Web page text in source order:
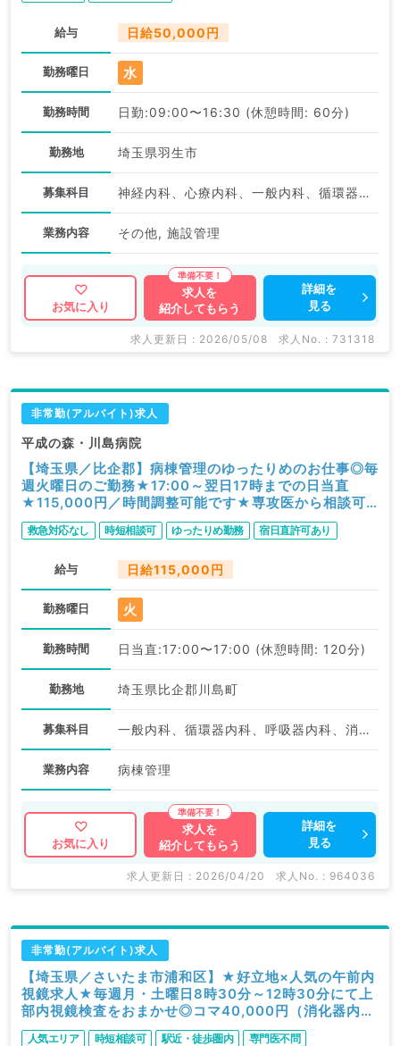
給与 日給50,000円
勤務曜日 水
勤務時間 日勤:09:00〜16:30 (休憩時間: 60分)
勤務地 埼玉県羽生市
募集科目 神経内科、心療内科、一般内科、循環器内科、呼吸器内科、消化器内科、内分泌・代謝内科、腎臓内科、老年内科、膠原病科
業務内容 その他, 施設管理
お気に入り
求人を
紹介してもらう
詳細を
見る
求人更新日 : 2026/05/08 求人No. : 731318
非常勤(アルバイト)求人
平成の森・川島病院
【埼玉県／比企郡】病棟管理のゆったりめのお仕事◎毎
週火曜日のご勤務★17:00～翌日17時までの日当直
★115,000円／時間調整可能です★専攻医から相談可
能！（科目不問／非常勤）
救急対応なし 時短相談可 ゆったりめ勤務 宿日直許可あり
給与 日給115,000円
勤務曜日 火
勤務時間 日当直:17:00〜17:00 (休憩時間: 120分)
勤務地 埼玉県比企郡川島町
募集科目 一般内科、循環器内科、呼吸器内科、消化器内科、外科系全般、一般外科
業務内容 病棟管理
お気に入り
求人を
紹介してもらう
詳細を
見る
求人更新日 : 2026/04/20 求人No. : 964036
非常勤(アルバイト)求人
【埼玉県／さいたま市浦和区】★好立地×人気の午前内
視鏡求人★毎週月・土曜日8時30分～12時30分にて上
部内視鏡検査をおまかせ◎コマ40,000円（消化器内科
／非常勤）
人気エリア 時短相談可 駅近・徒歩圏内 専門医不問